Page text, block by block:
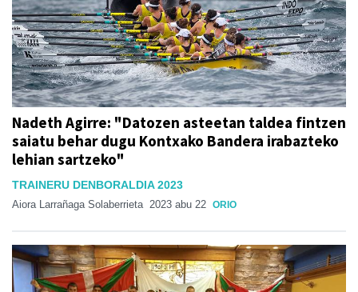
Nadeth Agirre: "Datozen asteetan taldea fintzen
saiatu behar dugu Kontxako Bandera irabazteko
lehian sartzeko"
TRAINERU DENBORALDIA 2023
Aiora Larrañaga Solaberrieta 2023 abu 22 ORIO